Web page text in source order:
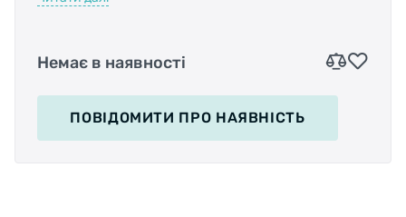
Розташування хомута:
Сумісність:3 * 10
Немає в наявності
ПОВІДОМИТИ ПРО НАЯВНІСТЬ